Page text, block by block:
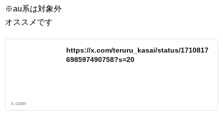
※au系は対象外
オススメです
https://x.com/teruru_kasai/status/1710817
698597490758?s=20
x.com